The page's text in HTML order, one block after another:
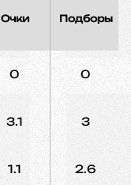
Очки Подборы
0 0
3.1 3
1.1 2.6